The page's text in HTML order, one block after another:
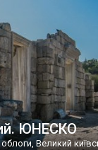
з фондів
але
[…]
ЮНЕСКО
облоги, Великий